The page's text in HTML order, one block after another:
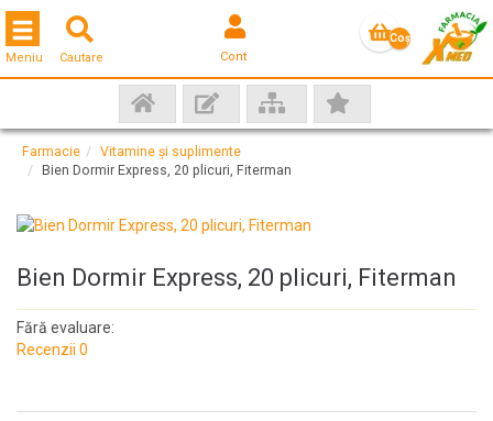
Cautare Cont
Coş
Toggle navigation
Meniu
Farmacie
Vitamine și suplimente
Bien Dormir Express, 20 plicuri, Fiterman
Bien Dormir Express, 20 plicuri, Fiterman
Fără evaluare:
Recenzii 0